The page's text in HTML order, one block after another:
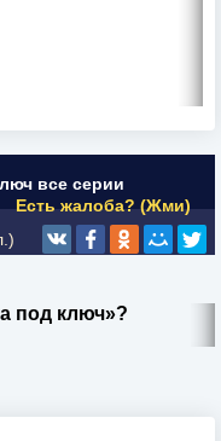
все серии
Есть жалоба? (Жми)
под ключ»?